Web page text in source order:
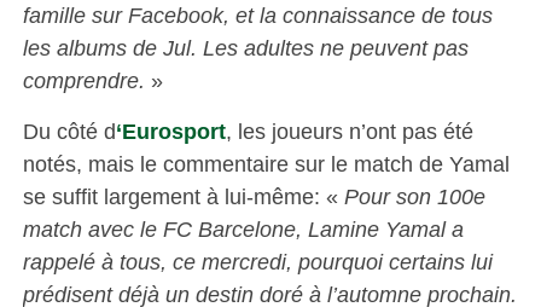
famille sur Facebook, et la connaissance de tous
les albums de Jul. Les adultes ne peuvent pas
comprendre. »
Du côté d‘Eurosport, les joueurs n’ont pas été
notés, mais le commentaire sur le match de Yamal
se suffit largement à lui-même: « Pour son 100e
match avec le FC Barcelone, Lamine Yamal a
rappelé à tous, ce mercredi, pourquoi certains lui
prédisent déjà un destin doré à l’automne prochain.